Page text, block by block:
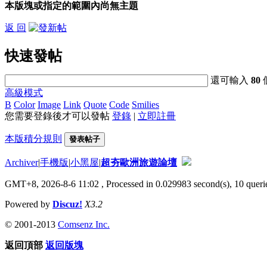
本版塊或指定的範圍內尚無主題
返 回
快速發帖
還可輸入80
高級模式
B Color Image Link Quote Code Smilies
您需要登錄後才可以發帖 登錄 | 立即註冊
本版積分規則 發表帖子
Archiver|手機版|小黑屋|超夯歐洲旅遊論壇
GMT+8, 2026-8-6 11:02 , Processed in 0.029983 second(s), 10
Powered by Discuz! X3.2
© 2001-2013 Comsenz Inc.
返回頂部 返回版塊